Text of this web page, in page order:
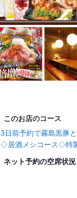
このお店のコース
3日前予約で霧島黒豚
◇居酒メシコース◇特
ネット予約の空席状況